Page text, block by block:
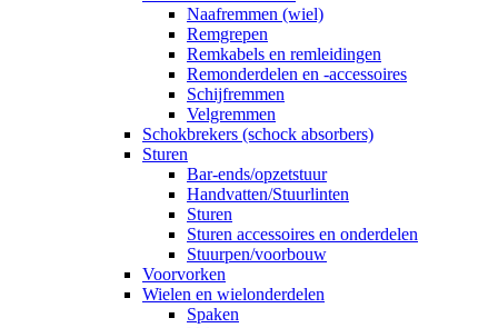
Naafremmen (wiel)
Remgrepen
Remkabels en remleidingen
Remonderdelen en -accessoires
Schijfremmen
Velgremmen
Schokbrekers (schock absorbers)
Sturen
Bar-ends/opzetstuur
Handvatten/Stuurlinten
Sturen
Sturen accessoires en onderdelen
Stuurpen/voorbouw
Voorvorken
Wielen en wielonderdelen
Spaken